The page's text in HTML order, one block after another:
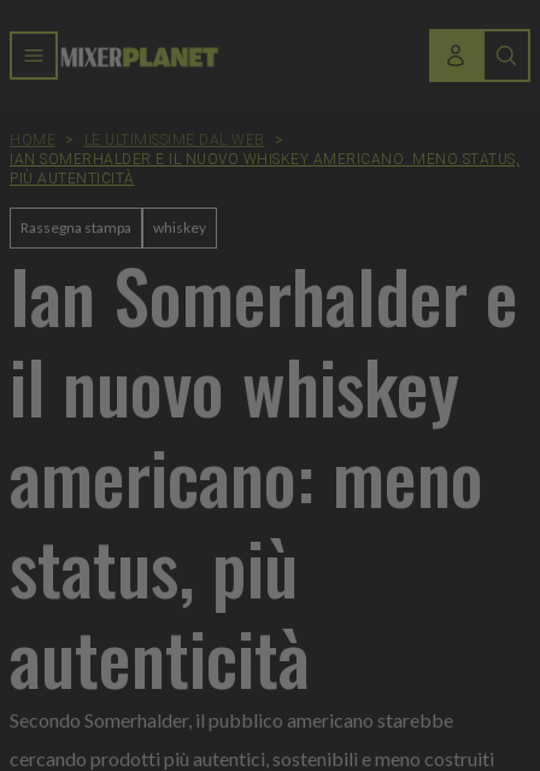
HOME > LE ULTIMISSIME DAL WEB
>
IAN SOMERHALDER E IL NUOVO WHISKEY AMERICANO: MENO STATUS,
PIÙ AUTENTICITÀ
Rassegna stampa whiskey
Ian Somerhalder e
il nuovo whiskey
americano: meno
status, più
autenticità
Secondo Somerhalder, il pubblico americano starebbe
cercando prodotti più autentici, sostenibili e meno costruiti